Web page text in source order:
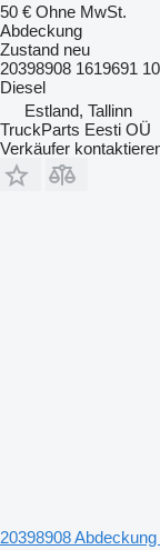
50 € Ohne MwSt.
Abdeckung
Zustand neu
20398908 1619691
Diesel
Estland, Tallinn
TruckParts Eesti OÜ
Verkäufer
20398908